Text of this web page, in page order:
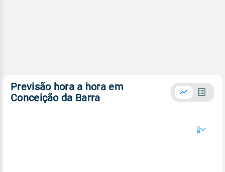
Previsão hora a hora em
Conceição da Barra